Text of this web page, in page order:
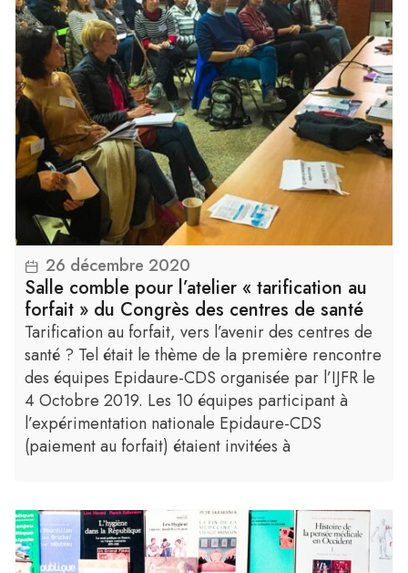
Lire la suite
26 décembre 2020
Salle comble pour l’atelier « tarification au
forfait » du Congrès des centres de santé
Tarification au forfait, vers l’avenir des centres de
santé ? Tel était le thème de la première rencontre
des équipes Epidaure-CDS organisée par l’IJFR le
4 Octobre 2019. Les 10 équipes participant à
l’expérimentation nationale Epidaure-CDS
(paiement au forfait) étaient invitées à